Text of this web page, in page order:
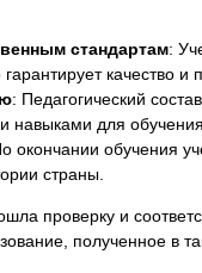
стандартам:
качество
: Педагогический
для
окончании обучения
страны.
проверку и
полученное в